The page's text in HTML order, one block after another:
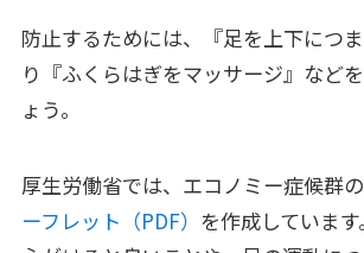
防止するためには、『足を上下につ
り『ふくらはぎをマッサージ』など
ょう。
厚生労働省では、エコノミー症候群
ーフレット（PDF） を作成していま